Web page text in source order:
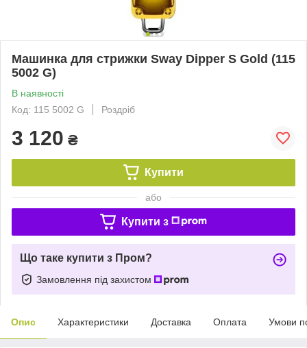
Машинка для стрижки Sway Dipper S Gold (115
5002 G)
В наявності
Код: 115 5002 G
Роздріб
3 120 ₴
Купити
або
Купити з
Що таке купити з Пром?
Замовлення під захистом
Опис Характеристики Доставка Оплата Умови